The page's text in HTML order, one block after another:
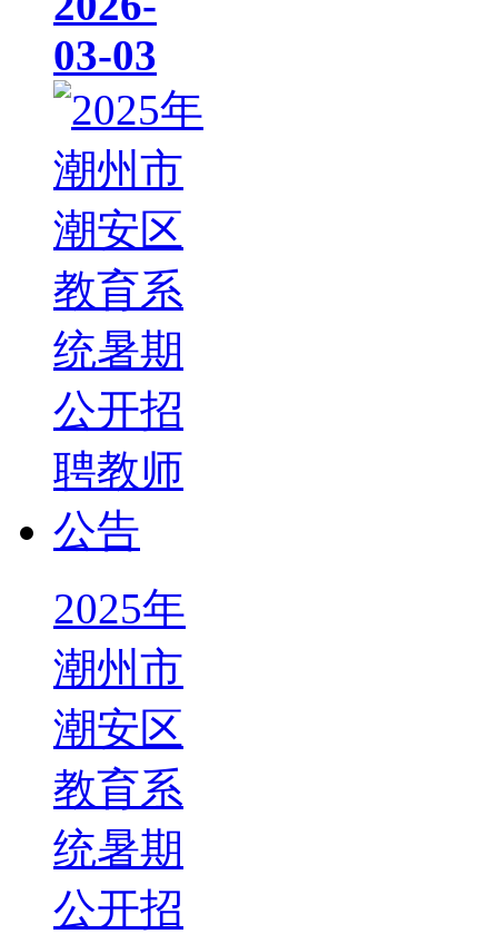
03-03
2025年
潮州市
潮安区
教育系
统暑期
公开招